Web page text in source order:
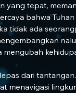
yang tepat,
bahwa
tidak ada
mengubah
dari
menavigasi